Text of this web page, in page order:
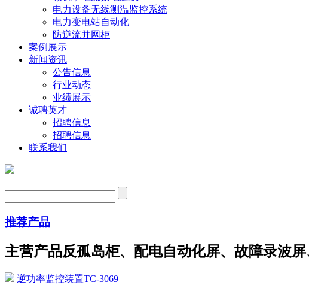
电力设备无线测温监控系统
电力变电站自动化
防逆流并网柜
案例展示
新闻资讯
公告信息
行业动态
业绩展示
诚聘英才
招聘信息
招聘信息
联系我们
推荐产品
主营产品反孤岛柜、配电自动化屏、故障录波
逆功率监控装置TC-3069